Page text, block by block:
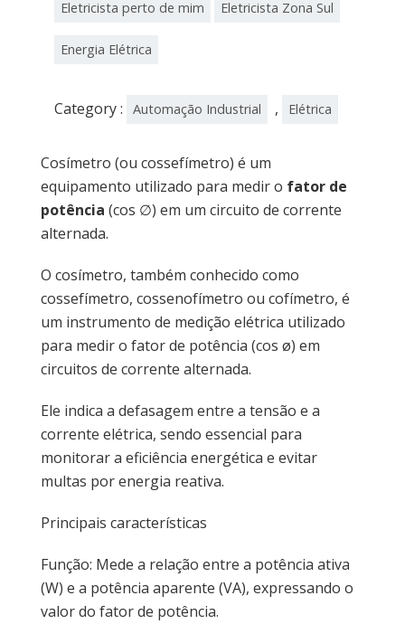
Eletricista perto de mim Eletricista Zona Sul
Energia Elétrica
Category : Automação Industrial , Elétrica
Cosímetro (ou cossefímetro) é um
equipamento utilizado para medir o fator de
potência (cos ∅) em um circuito de corrente
alternada.
O cosímetro, também conhecido como
cossefímetro, cossenofímetro ou cofímetro, é
um instrumento de medição elétrica utilizado
para medir o fator de potência (cos ø) em
circuitos de corrente alternada.
Ele indica a defasagem entre a tensão e a
corrente elétrica, sendo essencial para
monitorar a eficiência energética e evitar
multas por energia reativa.
Principais características
Função: Mede a relação entre a potência ativa
(W) e a potência aparente (VA), expressando o
valor do fator de potência.